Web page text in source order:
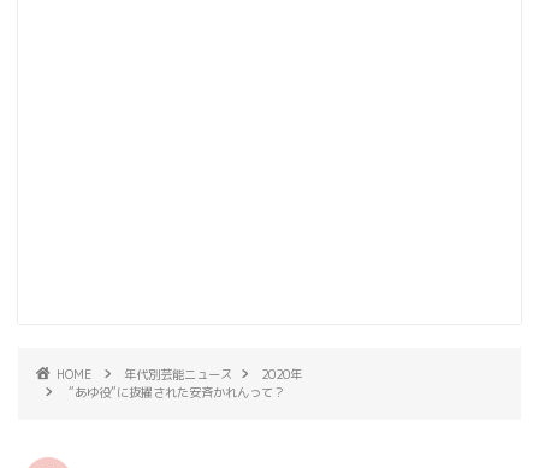
HOME 年代別芸能ニュース
2020年
“あゆ役”に抜擢された安斉かれんって？